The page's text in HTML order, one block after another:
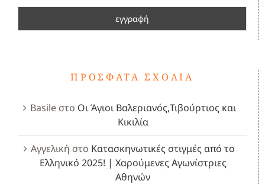
ΠΡΌΣΦΑΤΑ ΣΧΌΛΙΑ
Basileστο Οι Άγιοι Βαλεριανός,Τιβούρτιος και
Κικιλία
Αγγελική στο Κατασκηνωτικές στιγμές από το
Ελληνικό 2025! | Χαρούμενες Αγωνίστριες
Αθηνών